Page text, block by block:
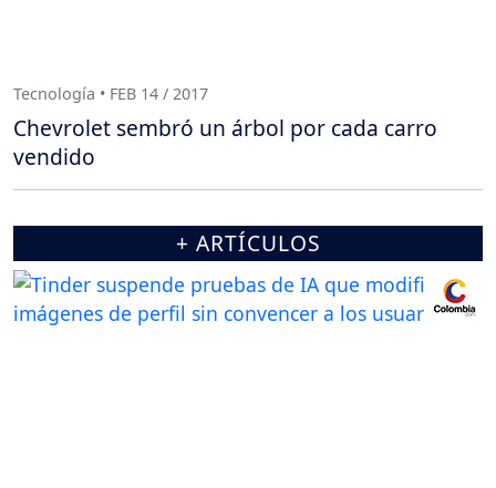
Tecnología • FEB 14 / 2017
Chevrolet sembró un árbol por cada carro
vendido
+ ARTÍCULOS